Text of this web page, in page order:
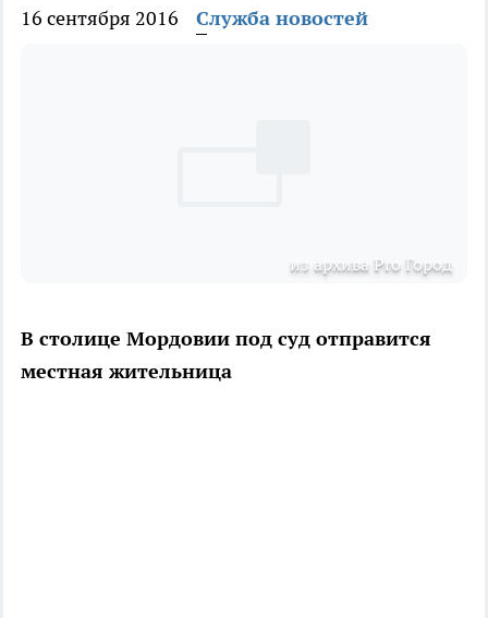
16 сентября 2016 Служба новостей
из архива Pro Город
В столице Мордовии под суд отправится
местная жительница